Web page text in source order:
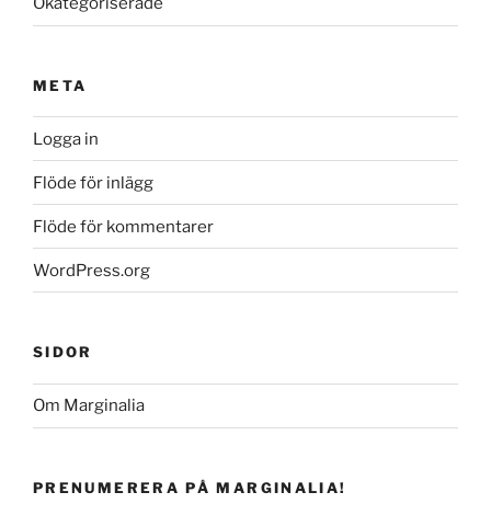
META
Logga in
Flöde för inlägg
Flöde för kommentarer
WordPress.org
SIDOR
Om Marginalia
PRENUMERERA PÅ MARGINALIA!